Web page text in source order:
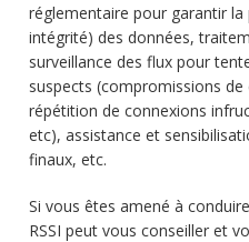
réglementaire pour garantir
intégrité) des données,
surveillance des flux pour
suspects (compromissions
répétition de connexions
etc), assistance et
finaux, etc.
Si vous êtes amené à
RSSI peut vous conseiller et